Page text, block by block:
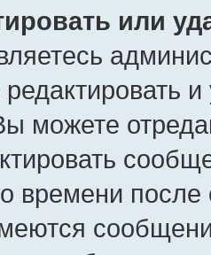
или
можете
времени